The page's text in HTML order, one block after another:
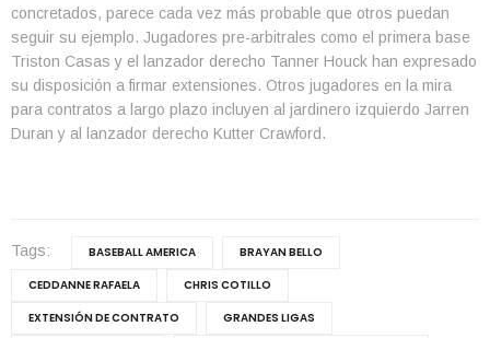
concretados, parece cada vez más probable que otros puedan
seguir su ejemplo. Jugadores pre-arbitrales como el primera base
Triston Casas y el lanzador derecho Tanner Houck han expresado
su disposición a firmar extensiones. Otros jugadores en la mira
para contratos a largo plazo incluyen al jardinero izquierdo Jarren
Duran y al lanzador derecho Kutter Crawford.
Tags: BASEBALL AMERICA
BRAYAN BELLO
CEDDANNE RAFAELA
CHRIS COTILLO
EXTENSIÓN DE CONTRATO
GRANDES LIGAS